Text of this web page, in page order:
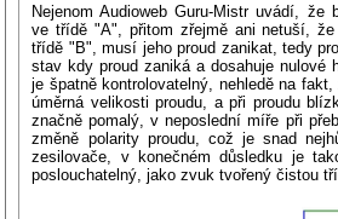
Nejenom Audioweb Guru-Mistr uvádí, že
ve třídě "A", přitom zřejmě ani netuší,
třídě "B", musí jeho proud zanikat, tedy
stav kdy proud zaniká a dosahuje nulové
je špatně kontrolovatelný, nehledě na
úměrná velikosti proudu, a při proudu
značně pomalý, v neposlední míře při
změně polarity proudu, což je snad
zesilovače, v konečném důsledku je
poslouchatelný, jako zvuk tvořený čistou